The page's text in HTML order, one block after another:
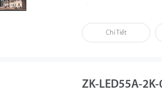
thống hiển thị chuyên
Chi Tiết
ZK-LED55A-